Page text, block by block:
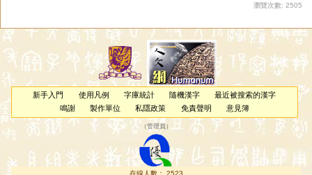
瀏覽次數: 2505
新手入門 使用凡例 字庫統計 隨機漢字
最近被搜索的漢字
鳴謝
製作單位 私隱政策 免責聲明 意見簿
（管理員 ）
在線人數： 2523